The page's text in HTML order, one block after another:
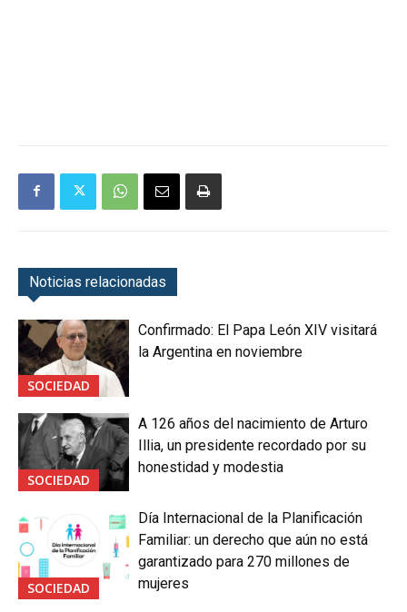
Noticias relacionadas
SOCIEDAD
Confirmado: El Papa León XIV visitará
la Argentina en noviembre
SOCIEDAD
A 126 años del nacimiento de Arturo
Illia, un presidente recordado por su
honestidad y modestia
SOCIEDAD
Día Internacional de la Planificación
Familiar: un derecho que aún no está
garantizado para 270 millones de
mujeres